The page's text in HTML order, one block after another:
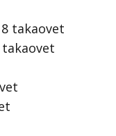
takaovet
takaovet